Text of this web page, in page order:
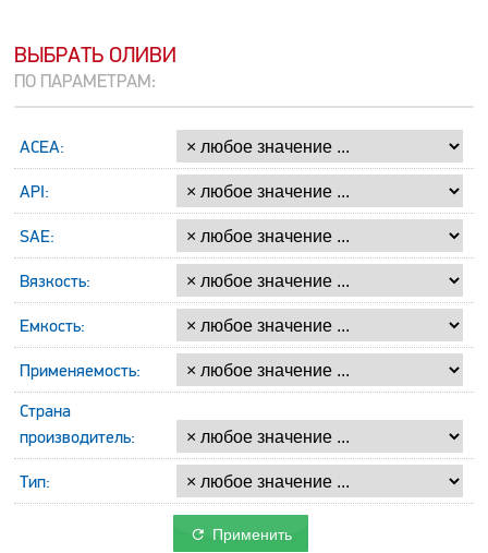
ВЫБРАТЬ ОЛИВИ
ПО ПАРАМЕТРАМ:
ACEA:
API:
SAE:
Вязкость:
Емкость:
Применяемость:
Страна
производитель:
Тип:
Применить